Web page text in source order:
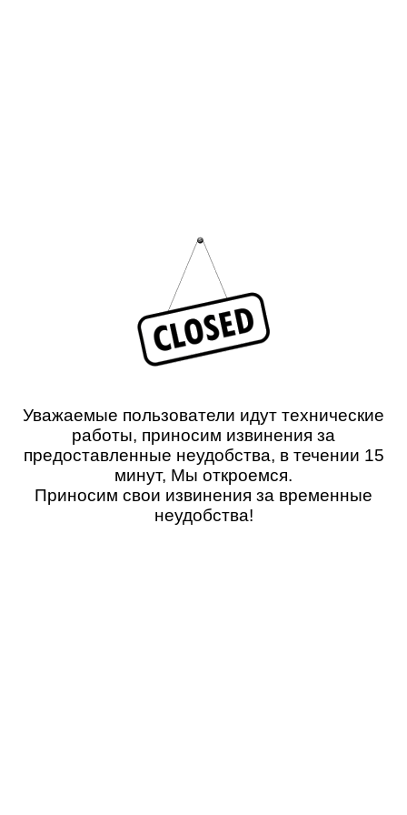
Уважаемые пользователи идут технические
работы, приносим извинения за
предоставленные неудобства, в течении 15
минут, Мы откроемся.
Приносим свои извинения за временные
неудобства!